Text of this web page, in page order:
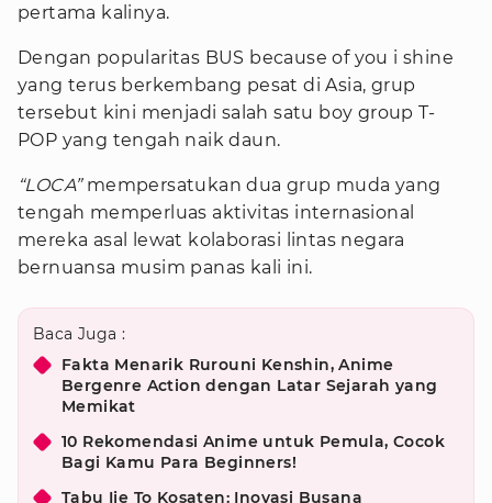
pertama kalinya.
Dengan popularitas BUS because of you i shine
yang terus berkembang pesat di Asia, grup
tersebut kini menjadi salah satu boy group T-
POP yang tengah naik daun.
“LOCA”mempersatukan dua grup muda yang
tengah memperluas aktivitas internasional
mereka asal lewat kolaborasi lintas negara
bernuansa musim panas kali ini.
Baca Juga :
Fakta Menarik Rurouni Kenshin, Anime
Bergenre Action dengan Latar Sejarah yang
Memikat
10 Rekomendasi Anime untuk Pemula, Cocok
Bagi Kamu Para Beginners!
Tabu Ije To Kosaten: Inovasi Busana